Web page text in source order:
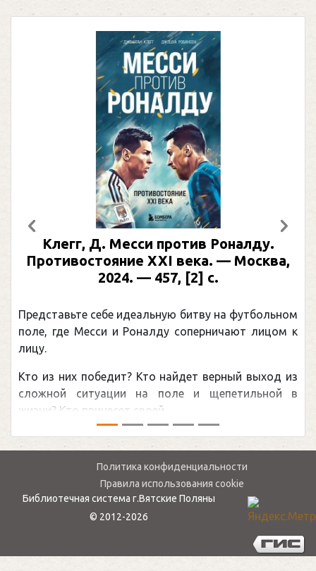
Клегг, Д. Месси против Роналду.
Противостояние XXI века. — Москва,
2024. — 457, [2] с.
Представьте себе идеальную битву на футбольном
поле, где Месси и Роналду соперничают лицом к
лицу.
Кто из них победит? Кто найдет верный выход из
сложной ситуации на поле и щепетильной в
жизни? Кто принесет своей ...
Предыдущий
Политика конфиденциальности
Правила использования cookie
Библиотечная система г.Вятские Поляны
© 2012-2026